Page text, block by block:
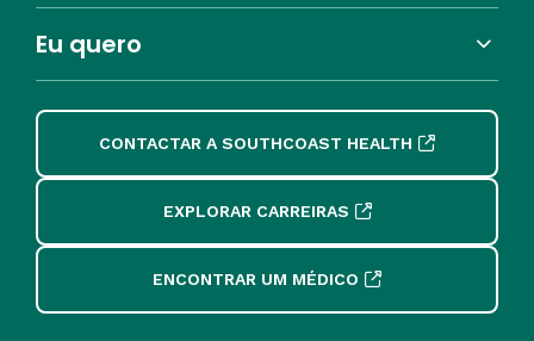
Eu quero
CONTACTAR A SOUTHCOAST HEALTH
EXPLORAR CARREIRAS
ENCONTRAR UM MÉDICO